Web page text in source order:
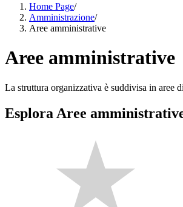
Home Page/
Amministrazione/
Aree amministrative
Aree amministrative
La struttura organizzativa è suddivisa in aree
Esplora Aree